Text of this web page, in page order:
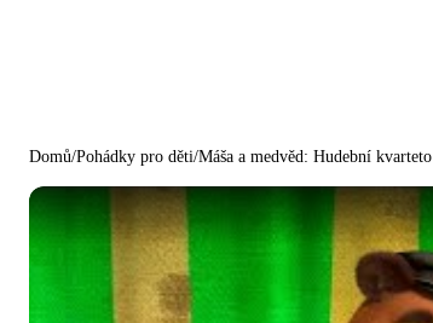
Domů/Pohádky pro děti/Máša a medvěd: Hudební kvarteto